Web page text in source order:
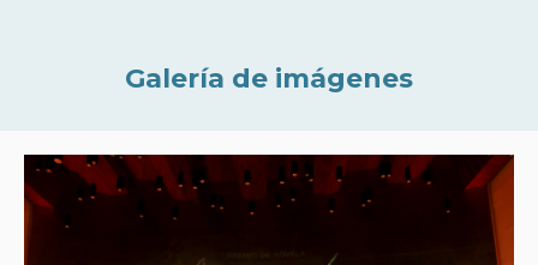
Galería de imágenes